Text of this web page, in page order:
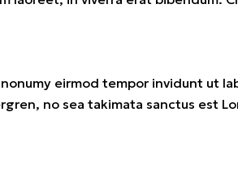
eirmod tempor invidunt ut
no sea takimata sanctus est